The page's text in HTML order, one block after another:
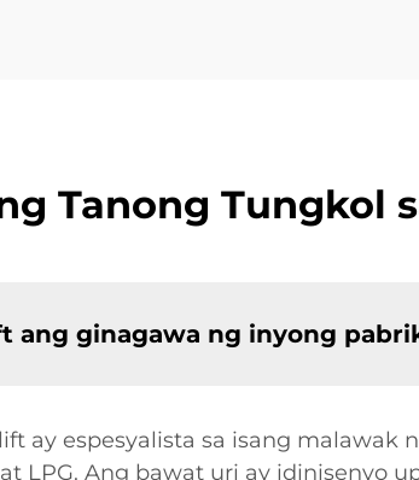
Tanong Tungkol
ang ginagawa ng inyong
ay espesyalista sa isang malawak
LPG. Ang bawat uri ay idinisenyo